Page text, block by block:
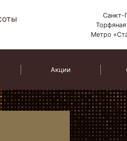
Санкт-
Метро
Акции